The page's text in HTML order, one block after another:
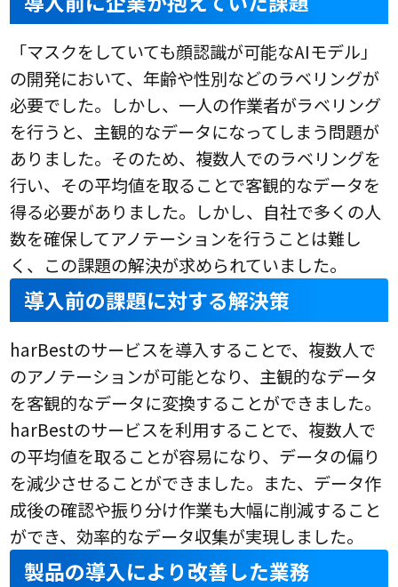
「マスクをしていても顔認識が可能なAIモデル」
の開発において、年齢や性別などのラベリングが
必要でした。しかし、一人の作業者がラベリング
を行うと、主観的なデータになってしまう問題が
ありました。そのため、複数人でのラベリングを
行い、その平均値を取ることで客観的なデータを
得る必要がありました。しかし、自社で多くの人
数を確保してアノテーションを行うことは難し
く、この課題の解決が求められていました。
導入前の課題に対する解決策
harBestのサービスを導入することで、複数人で
のアノテーションが可能となり、主観的なデータ
を客観的なデータに変換することができました。
harBestのサービスを利用することで、複数人で
の平均値を取ることが容易になり、データの偏り
を減少させることができました。また、データ作
成後の確認や振り分け作業も大幅に削減すること
ができ、効率的なデータ収集が実現しました。
製品の導入により改善した業務